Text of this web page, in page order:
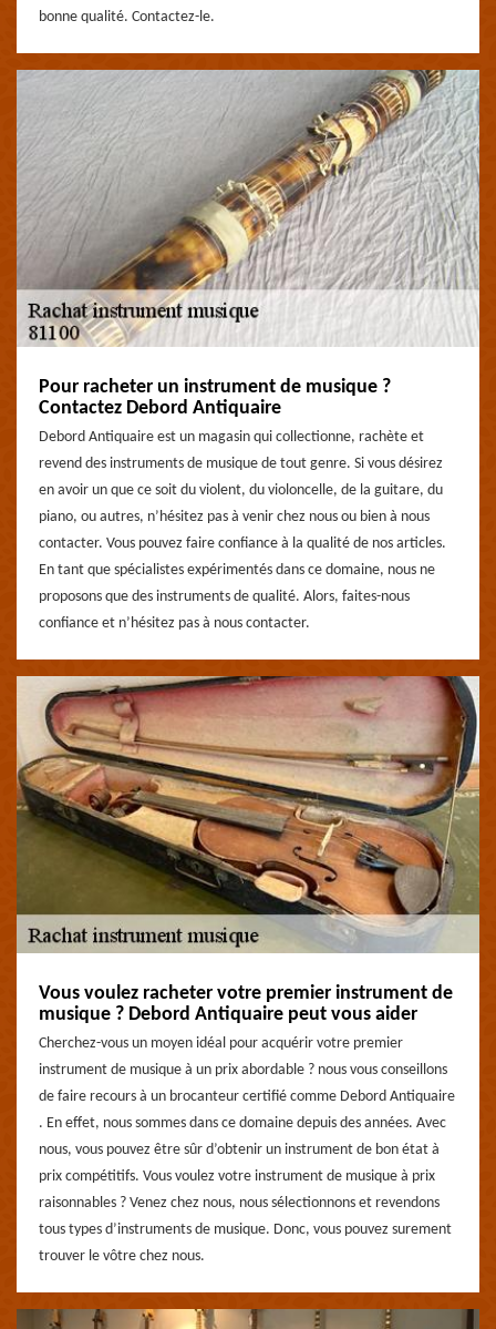
bonne qualité. Contactez-le.
Pour racheter un instrument de musique ?
Contactez Debord Antiquaire
Debord Antiquaire est un magasin qui collectionne, rachète et
revend des instruments de musique de tout genre. Si vous désirez
en avoir un que ce soit du violent, du violoncelle, de la guitare, du
piano, ou autres, n’hésitez pas à venir chez nous ou bien à nous
contacter. Vous pouvez faire confiance à la qualité de nos articles.
En tant que spécialistes expérimentés dans ce domaine, nous ne
proposons que des instruments de qualité. Alors, faites-nous
confiance et n’hésitez pas à nous contacter.
Vous voulez racheter votre premier instrument de
musique ? Debord Antiquaire peut vous aider
Cherchez-vous un moyen idéal pour acquérir votre premier
instrument de musique à un prix abordable ? nous vous conseillons
de faire recours à un brocanteur certifié comme Debord Antiquaire
. En effet, nous sommes dans ce domaine depuis des années. Avec
nous, vous pouvez être sûr d’obtenir un instrument de bon état à
prix compétitifs. Vous voulez votre instrument de musique à prix
raisonnables ? Venez chez nous, nous sélectionnons et revendons
tous types d’instruments de musique. Donc, vous pouvez surement
trouver le vôtre chez nous.